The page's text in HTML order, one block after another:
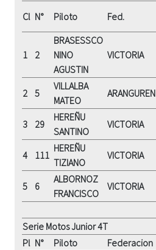
Cl N° Piloto Fed.
1 2
BRASESSCO
NINO
AGUSTIN
VICTORIA
2 5
VILLALBA
MATEO
ARANGUREN
3 29
HEREÑU
SANTINO
VICTORIA
4 111
HEREÑU
TIZIANO
VICTORIA
5 6
ALBORNOZ
FRANCISCO
VICTORIA
Serie Motos Junior 4T
Pl N° Piloto Federacion